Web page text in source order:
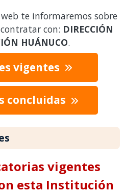
te informaremos sobre
con: DIRECCIÓN
HUÁNUCO.
vigentes
concluidas
vigentes
esta Institución